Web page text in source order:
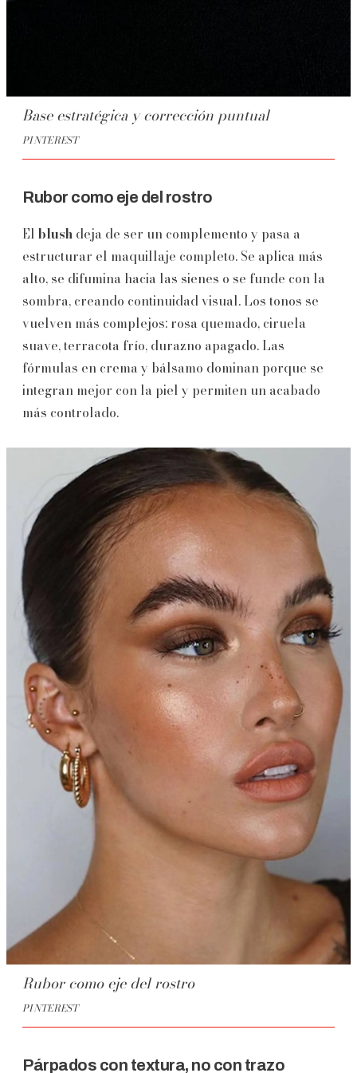
Base estratégica y corrección puntual
PINTEREST
Rubor como eje del rostro
El blush deja de ser un complemento y pasa a
estructurar el maquillaje completo. Se aplica más
alto, se difumina hacia las sienes o se funde con la
sombra, creando continuidad visual. Los tonos se
vuelven más complejos: rosa quemado, ciruela
suave, terracota frío, durazno apagado. Las
fórmulas en crema y bálsamo dominan porque se
integran mejor con la piel y permiten un acabado
más controlado.
Rubor como eje del rostro
PINTEREST
Párpados con textura, no con trazo